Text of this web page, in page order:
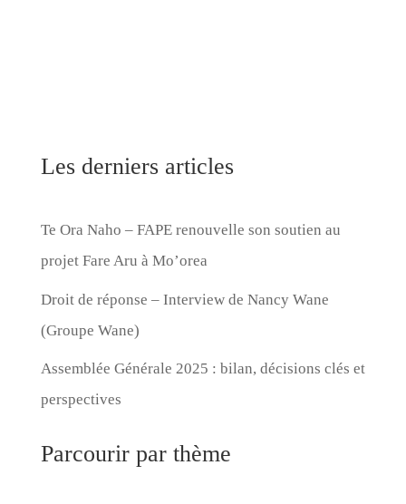
Les derniers articles
Te Ora Naho – FAPE renouvelle son soutien au
projet Fare Aru à Mo’orea
Droit de réponse – Interview de Nancy Wane
(Groupe Wane)
Assemblée Générale 2025 : bilan, décisions clés et
perspectives
Parcourir par thème